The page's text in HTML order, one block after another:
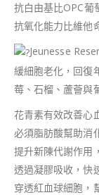
抗白由基比OPC葡
抗氧化能力比維他
Jeunesse
緩細胞老化，回復
莓、石榴、蘆薈與
花青素有效改善心
必須脂肪酸幫助消
提升新陳代謝作用
透過凝膠吸收，快
穿透紅血球細胞，